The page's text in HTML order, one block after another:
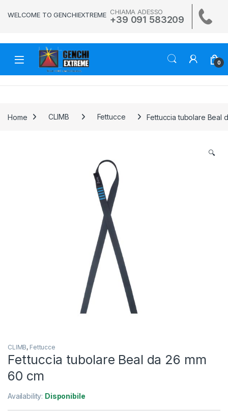
WELCOME TO GENCHIEXTREME CHIAMA ADESSO
+39 091 583209
0
Home CLIMB Fettucce Fettuccia tubolare Beal
🔍
CLIMB, Fettucce
Fettuccia tubolare Beal da 26 mm
60 cm
Availability: Disponibile